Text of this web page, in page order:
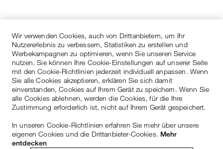
Wir verwenden Cookies, auch von Drittanbietern, um Ihr
Nutzererlebnis zu verbessern, Statistiken zu erstellen und
Werbekampagnen zu optimieren, wenn Sie unseren Service
nutzen. Sie können Ihre Cookie-Einstellungen auf unserer Seite
mit den Cookie-Richtlinien jederzeit individuell anpassen. Wenn
Sie alle Cookies akzeptieren, erklären Sie sich damit
einverstanden, Cookies auf Ihrem Gerät zu speichern. Wenn Sie
alle Cookies ablehnen, werden die Cookies, für die Ihre
Zustimmung erforderlich ist, nicht auf Ihrem Gerät gespeichert.
In unseren Cookie-Richtlinien erfahren Sie mehr über unsere
eigenen Cookies und die Drittanbieter-Cookies. Mehr
entdecken